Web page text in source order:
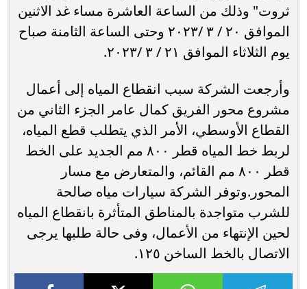
ثروت" وذلك من الساعة العاشرة مساء غد الاثنين
الموافق ٢٠ / ٣ /٢٠٢٣ وحتى الساعة الثامنة صباح
يوم الثلاثاء الموافق ٢١ / ٣ /٢٠٢٣.
وأرجعت الشركة سبب انقطاع المياه إلى أعمال
مشروع محور الفريق كمال عامر الجزء الثاني من
القطاع الأوسطي، الأمر الذي يتطلب قطع المياه،
لربط خط المياه قطر ٨٠٠ مم الجديد على الخط
قطر ٨٠٠ مم القائم، والمتعارض مع مسار
المحور.وتوفر الشركة سيارات مياه صالحة
للشرب متواجدة بالمناطق المتأثرة بانقطاع المياه
لحين الإنتهاء من الأعمال، وفى حالة طلبها يرجى
الاتصال بالخط الساخن ١٢٥.